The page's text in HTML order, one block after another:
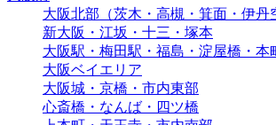
大阪北部（茨木・高槻・箕面・伊丹
新大阪・江坂・十三・塚本
大阪駅・梅田駅・福島・淀屋橋・本
大阪ベイエリア
大阪城・京橋・市内東部
心斎橋・なんば・四ツ橋